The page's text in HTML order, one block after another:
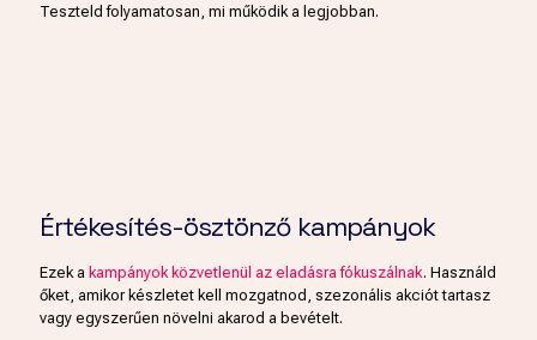
Teszteld folyamatosan, mi működik a legjobban.
Értékesítés-ösztönző kampányok
Ezek a kampányok közvetlenül az eladásra fókuszálnak. Használd
őket, amikor készletet kell mozgatnod, szezonális akciót tartasz
vagy egyszerűen növelni akarod a bevételt.